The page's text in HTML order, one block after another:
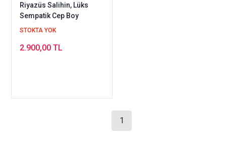
Riyazüs Salihin, Lüks
Sempatik Cep Boy
STOKTA YOK
2.900,00 TL
1